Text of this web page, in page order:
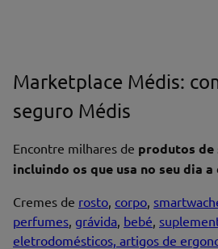
Nome*
Endereço de email
Marketplace Médis:
seguro Médis
Encontre milhares de produtos de
incluindo os que usa no seu dia a
Cremes de rosto, corpo,
perfumes, grávida, bebé,
eletrodomésticos, artigos de